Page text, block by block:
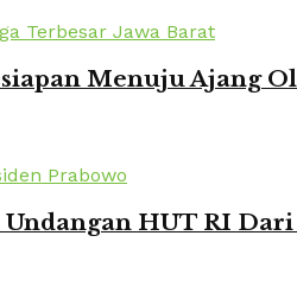
Menuju Ajang
HUT RI